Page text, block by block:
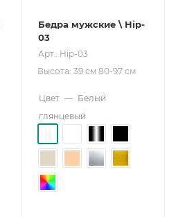
Бедра мужские \ Hip-
03
Арт.: Hip-03
Высота: 39 см 80-97 см
Цвет — Белый
глянцевый